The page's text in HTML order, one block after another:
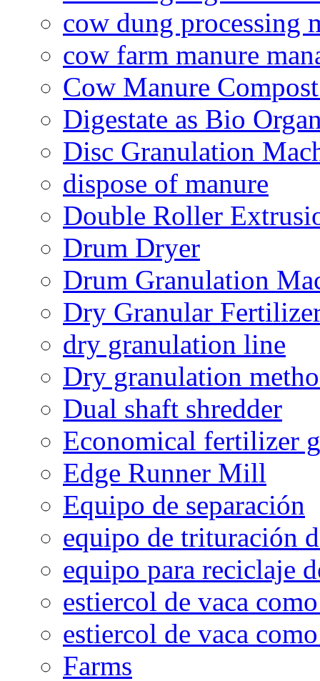
cow dung processing
cow farm manure
Cow Manure
Digestate as Bio
Disc Granulation
dispose of manure
Double Roller
Drum Dryer
Drum Granulation
Dry Granular
dry granulation line
Dry granulation
Dual shaft shredder
Economical fertilizer
Edge Runner Mill
Equipo de separación
equipo de trituración
equipo para reciclaje
estiercol de vaca
estiercol de vaca
Farms